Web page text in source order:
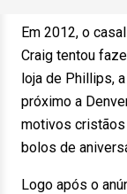
Em 2012, o
Craig tentou
loja de Phillips,
próximo a
motivos
bolos de
Logo após o